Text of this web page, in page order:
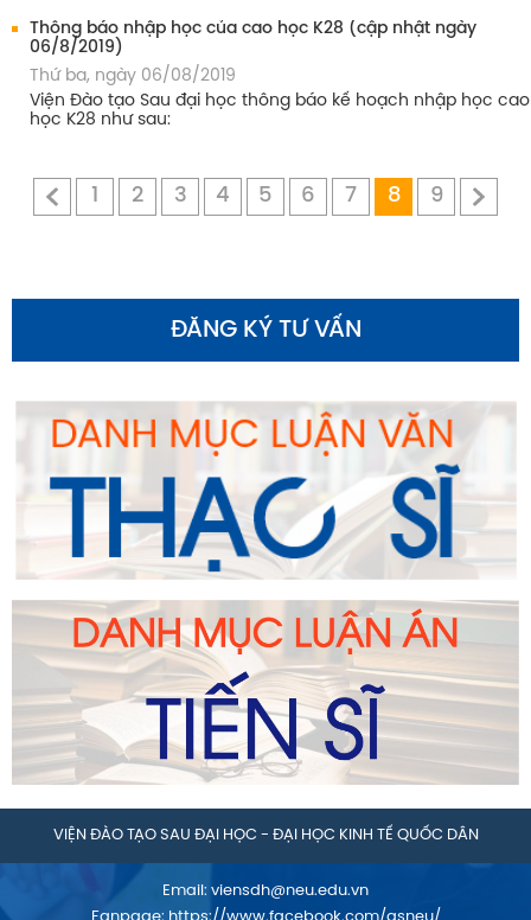
Thông báo nhập học của cao học K28 (cập nhật ngày
06/8/2019)
Thứ ba, ngày 06/08/2019
Viện Đào tạo Sau đại học thông báo kế hoạch nhập học cao
học K28 như sau:
1 2 3 4 5 6 7 8 9
ĐĂNG KÝ TƯ VẤN
VIỆN ĐÀO TẠO SAU ĐẠI HỌC - ĐẠI HỌC KINH TẾ QUỐC DÂN
Email: viensdh@neu.edu.vn